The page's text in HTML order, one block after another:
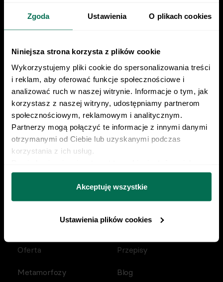
Zgoda Ustawienia O plikach cookies
Niniejsza strona korzysta z plików cookie
Wykorzystujemy pliki cookie do spersonalizowania treści
i reklam, aby oferować funkcje społecznościowe i
analizować ruch w naszej witrynie. Informacje o tym, jak
korzystasz z naszej witryny, udostępniamy partnerom
społecznościowym, reklamowym i analitycznym.
Partnerzy mogą połączyć te informacje z innymi danymi
otrzymanymi od Ciebie lub uzyskanymi podczas
korzystania z ich usług.
można się z nami skontaktować i w jaki sposób
przetwarzamy dane osobowe w ramach
prywatności.
Akceptuję wszystkie
Ustawienia plików cookies
kontakt@centrumrespo.pl
Poznaj Respo od kuchni
Przykładowa dieta
Kalkulator BMI
Oferta
Metamorfozy
Przepisy
Blog